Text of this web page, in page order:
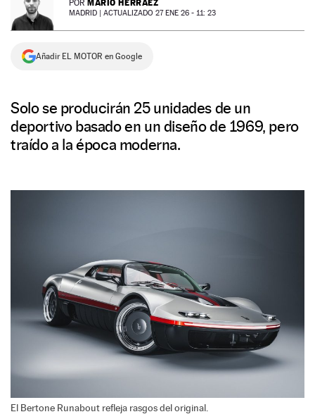
NEWSLETTER
SÍGUENOS
POR MARIO HERRÁEZ
MADRID | ACTUALIZADO 27 ENE 26 - 11: 23
Añadir EL MOTOR en Google
Solo se producirán 25 unidades de un
deportivo basado en un diseño de 1969, pero
traído a la época moderna.
El Bertone Runabout refleja rasgos del original.